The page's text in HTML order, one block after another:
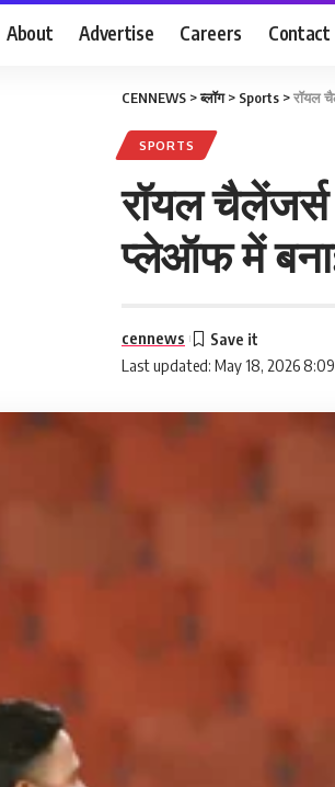
About Advertise Careers Contact
CENNEWS >ब्लॉग> Sports >रॉयल
SPORTS
रॉयल
प्लेऑफ में
Last updated: May 18, 2026
cennews